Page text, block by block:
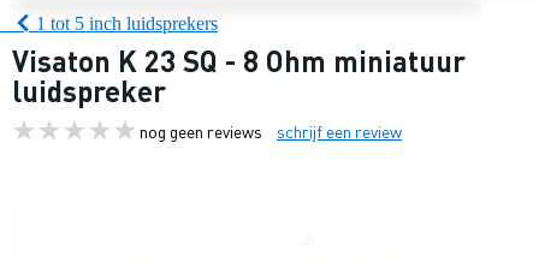
1 tot 5 inch luidsprekers
Visaton K 23 SQ - 8 Ohm miniatuur
luidspreker
nog geen reviews schrijf een review